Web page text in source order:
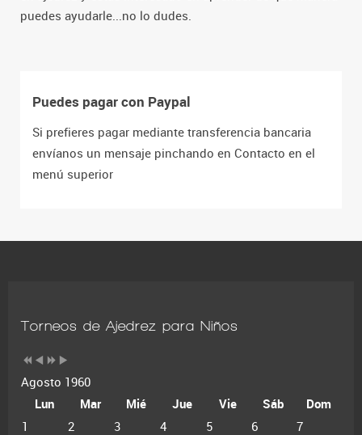
puedes ayudarle...no lo dudes.
Puedes pagar con Paypal
Si prefieres pagar mediante transferencia bancaria
envíanos un mensaje pinchando en Contacto en el
menú superior
Torneos de Ajedrez para Niños
Agosto 1960
Lun
Mar Mié Jue Vie Sáb
Dom
1
2 3 4 5 6
7